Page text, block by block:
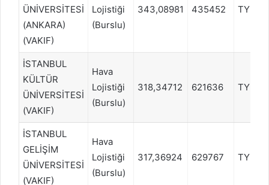
ÜNİVERSİTESİ
(ANKARA)
(VAKIF)
Lojistiği
(Burslu)
343,08981 435452 TYT
İSTANBUL
KÜLTÜR
ÜNİVERSİTESİ
(VAKIF)
Hava
Lojistiği
(Burslu)
318,34712 621636 TYT
İSTANBUL
GELİŞİM
ÜNİVERSİTESİ
(VAKIF)
Hava
Lojistiği
(Burslu)
317,36924 629767 TYT